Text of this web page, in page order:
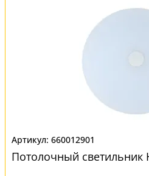
660012901
Потолочный светильник